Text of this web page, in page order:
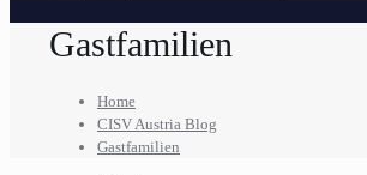
Gastfamilien
Home
CISV Austria Blog
Gastfamilien